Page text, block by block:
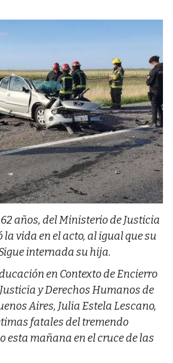
años, del Ministerio de Justicia
vida en el acto, al igual que su
internada su hija.
en Contexto de Encierro
y Derechos Humanos de
Aires, Julia Estela Lescano,
fatales del tremendo
esta mañana en el cruce de las